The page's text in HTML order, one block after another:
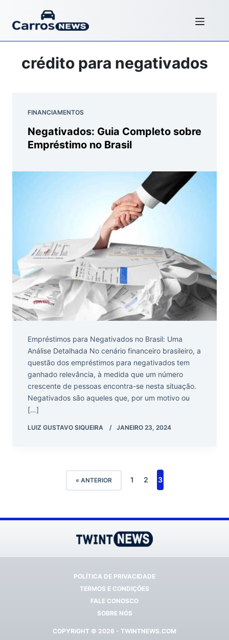
crédito para negativados
FINANCIAMENTOS
Negativados: Guia Completo sobre
Empréstimo no Brasil
Empréstimos para Negativados no Brasil: Uma
Análise Detalhada No cenário financeiro brasileiro, a
questão dos empréstimos para negativados tem
ganhado relevância, à medida que um número
crescente de pessoas encontra-se nesta situação.
Negativados são aqueles que, por um motivo ou
[…]
LUIZ GUSTAVO SIQUEIRA JANEIRO 23, 2024
« ANTERIOR 1 2 3
POLÍTICA DE PRIVACIDADE
TERMOS E CONDIÇÕES
FALE CONOSCO
SOBRE NÓS
COPYRIGHT © 2026 - TWINTNEWS.COM